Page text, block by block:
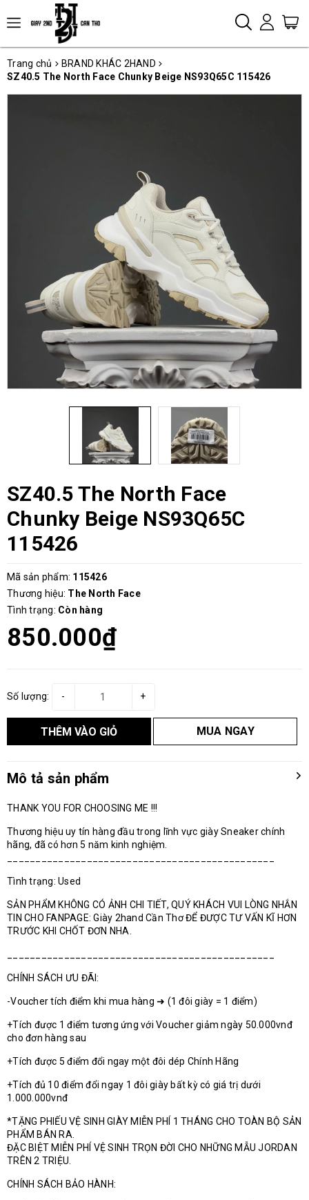
Trang chủ
BRAND KHÁC 2HAND
SZ40.5 The North Face Chunky Beige NS93Q65C 115426
SZ40.5 The North Face
Chunky Beige NS93Q65C
115426
Mã sản phẩm: 115426
Thương hiệu: The North Face
Tình trạng: Còn hàng
850.000₫
Số lượng: +
-
THÊM VÀO GIỎ MUA NGAY
Mô tả sản phẩm
THANK YOU FOR CHOOSING ME !!!
Thương hiệu uy tín hàng đầu trong lĩnh vực giày Sneaker chính
hãng, đã có hơn 5 năm kinh nghiệm.
Tình trạng: Used
SẢN PHẨM KHÔNG CÓ ẢNH CHI TIẾT, QUÝ KHÁCH VUI LÒNG NHẮN
TIN CHO FANPAGE: Giày 2hand Cần Thơ ĐỂ ĐƯỢC TƯ VẤN KĨ HƠN
TRƯỚC KHI CHỐT ĐƠN NHA.
CHÍNH SÁCH ƯU ĐÃI:
-Voucher tích điểm khi mua hàng ➜ (1 đôi giày = 1 điểm)
+Tích được 1 điểm tương ứng với Voucher giảm ngày 50.000vnđ
cho đơn hàng sau
+Tích được 5 điểm đổi ngay một đôi dép Chính Hãng
+Tích đủ 10 điểm đổi ngay 1 đôi giày bất kỳ có giá trị dưới
1.000.000vnđ
*TẶNG PHIẾU VỆ SINH GIÀY MIỄN PHÍ 1 THÁNG CHO TOÀN BỘ SẢN
PHẨM BÁN RA.
ĐẶC BIỆT MIỄN PHÍ VỆ SINH TRỌN ĐỜI CHO NHỮNG MẪU JORDAN
TRÊN 2 TRIỆU.
CHÍNH SÁCH BẢO HÀNH: